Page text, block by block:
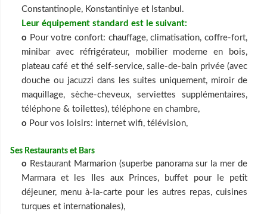
Constantinople, Konstantiniye et Istanbul.
Leur équipement standard est le suivant:
o Pour votre confort: chauffage, climatisation, coffre-fort,
minibar avec réfrigérateur, mobilier moderne en bois,
plateau café et thé self-service, salle-de-bain privée (avec
douche ou jacuzzi dans les suites uniquement, miroir de
maquillage, sèche-cheveux, serviettes supplémentaires,
téléphone & toilettes), téléphone en chambre,
o Pour vos loisirs: internet wifi, télévision,
Ses Restaurants et Bars
o Restaurant Marmarion (superbe panorama sur la mer de
Marmara et les Iles aux Princes, buffet pour le petit
déjeuner, menu à-la-carte pour les autres repas, cuisines
turques et internationales),